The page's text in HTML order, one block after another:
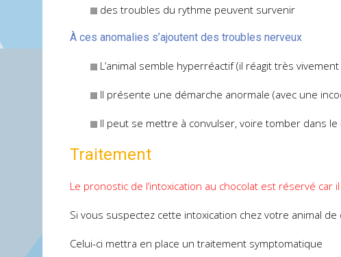
des troubles du rythme peuvent survenir
À ces anomalies s’ajoutent des troubles nerveux
L’animal semble hyperréactif (il réagit très
Il présente une démarche anormale (avec une
Il peut se mettre à convulser, voire tomber dans le
Traitement
Le pronostic de l’intoxication au chocolat est réservé car
Si vous suspectez cette intoxication chez votre animal
Celui-ci mettra en place un traitement symptomatique